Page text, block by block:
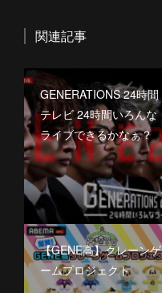
関連記事
GENERATIONS 24時間
テレビ 24時間いろんな
ライブできるかなぁ？
【GENE高】クレーンゲ
ームプロジェクト